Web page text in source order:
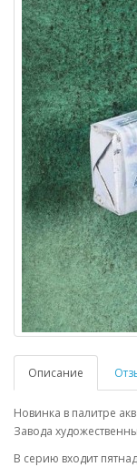
Описание
Новинка в палитре
Завода
В серию входит